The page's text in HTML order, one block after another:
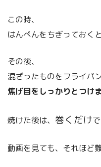
この時、
はんぺんをちぎっておく
その後、
混ざったものをフライパ
焦げ目をしっかりとつけま
焼けた後は、 巻くだけ
動画を見ても、それほど